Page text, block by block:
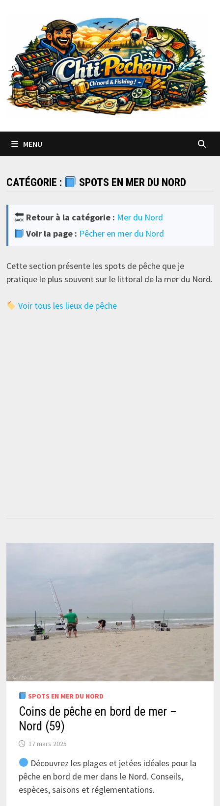
MENU
CATÉGORIE : SPOTS EN MER DU NORD
Retour à la catégorie : Mer du Nord
Voir la page : Pêcher en mer du Nord
Cette section présente les spots de pêche que je
pratique le plus souvent sur le littoral de la mer du Nord.
Voir tous les lieux de pêche
SPOTS EN MER DU NORD
Coins de pêche en bord de mer –
Nord (59)
17 mars 2025
Découvrez les plages et jetées idéales pour la
pêche en bord de mer dans le Nord. Conseils,
espèces, saisons et réglementations.